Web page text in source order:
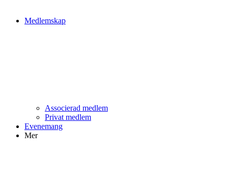
Medlemskap
Associerad medlem
Privat medlem
Evenemang
Mer